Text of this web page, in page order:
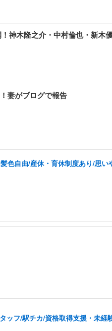
神木隆之介・中村倫也・新木
妻がブログで報告
色自由/産休・育休制度あり/思
ッフ/駅チカ/資格取得支援・未